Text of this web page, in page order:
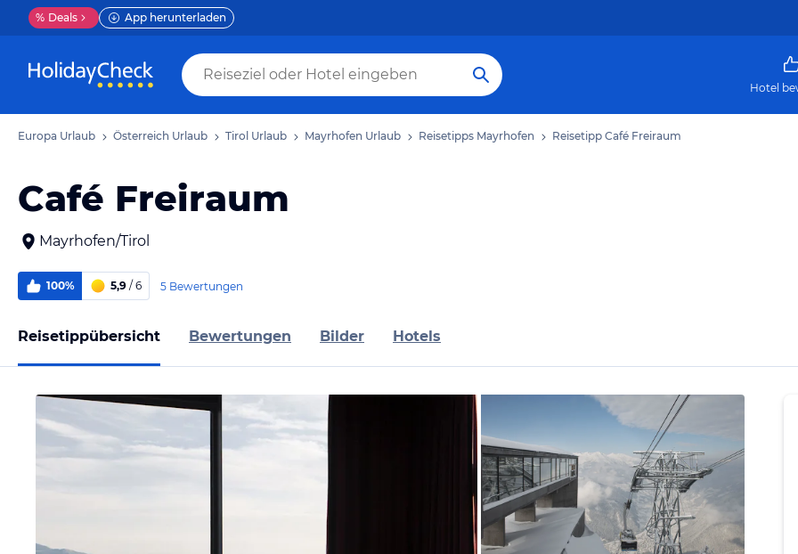
% Deals App herunterladen
Hotel
Europa Urlaub Österreich Urlaub Tirol Urlaub Mayrhofen Urlaub Reisetipps Mayrhofen Reisetipp Café Freiraum
Café Freiraum
Mayrhofen/Tirol
100% 5,9 / 6 5 Bewertungen
Reisetippübersicht Bewertungen Bilder Hotels